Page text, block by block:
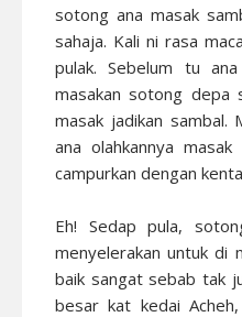
sotong ana masak
sahaja. Kali ni rasa
pulak. Sebelum tu
masakan sotong depa
masak jadikan sambal.
ana olahkannya
campurkan dengan
Eh! Sedap pula,
menyelerakan untuk di
baik sangat sebab tak
besar kat kedai